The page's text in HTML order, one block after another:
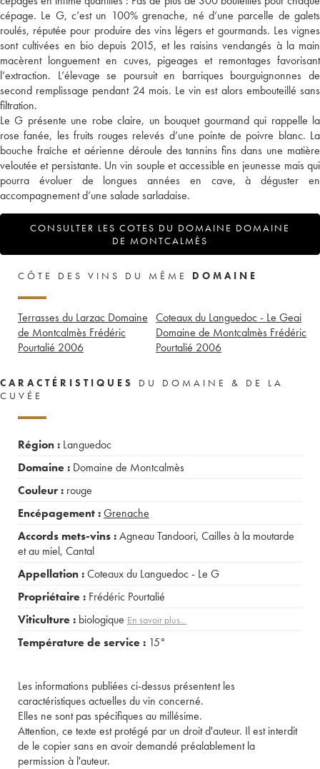
cépage. Le G, c’est un 100% grenache, né d’une parcelle de galets
roulés, réputée pour produire des vins légers et gourmands. Les vignes
sont cultivées en bio depuis 2015, et les raisins vendangés à la main
macèrent longuement en cuves, pigeages et remontages favorisant
l’extraction. L’élevage se poursuit en barriques bourguignonnes de
second remplissage pendant 24 mois. Le vin est alors embouteillé sans
filtration.
Le G présente une robe claire, un bouquet gourmand qui rappelle la
rose fanée, les fruits rouges relevés d’une pointe de poivre blanc. La
bouche fraîche et aérienne déroule des tannins fins dans une matière
veloutée et persistante. Un vin souple et accessible en jeunesse mais qui
pourra évoluer de longues années en cave, à déguster en
accompagnement d’une salade sarladaise.
CONSULTER LES COTES DU DOMAINE DOMAINE
DE MONTCALMÈS
CÔTE DES VINS DU MÊME DOMAINE
Terrasses du Larzac Domaine
de Montcalmès Frédéric
Pourtalié 2006
Coteaux du Languedoc - Le Geai
Domaine de Montcalmès Frédéric
Pourtalié 2006
CARACTÉRISTIQUES
DU DOMAINE & DE LA
CUVÉE
Région : Languedoc
Domaine : Domaine de Montcalmès
Couleur : rouge
Encépagement :Grenache
Accords mets-vins :Agneau Tandoori, Cailles à la moutarde
et au miel, Cantal
Appellation :Coteaux du Languedoc - Le G
Propriétaire : Frédéric Pourtalié
Viticulture : biologique En savoir plus...
Température de service : 15°
Les informations publiées ci-dessus présentent les
caractéristiques actuelles du vin concerné.
Elles ne sont pas spécifiques au millésime.
Attention, ce texte est protégé par un droit d'auteur. Il est interdit
de le copier sans en avoir demandé préalablement la
permission à l'auteur.